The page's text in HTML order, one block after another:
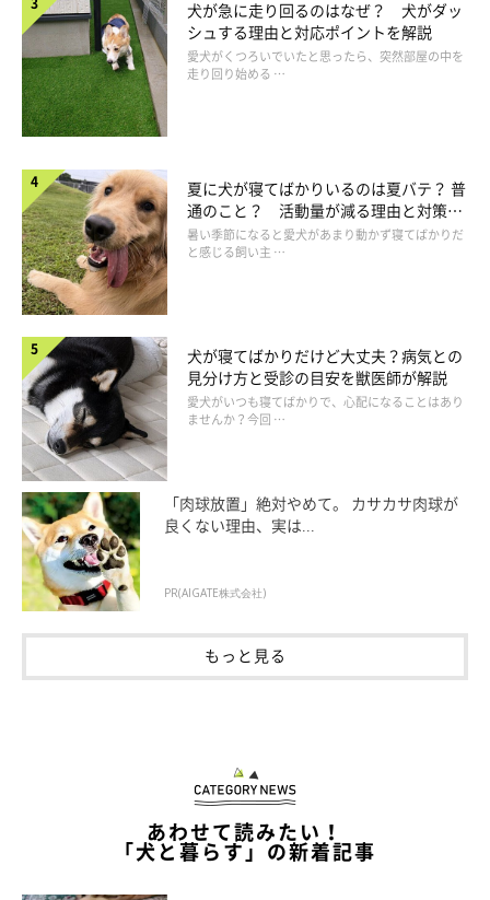
いので」
新事実。驚き。主に甘える時みたいに、留守番中ちゅーいにゴ
ロンして甘えてた笑
2024
犬が急に走り回るのはなぜ？ 犬がダッ
シュする理由と対応ポイントを解説
愛犬がくつろいでいたと思ったら、突然部屋の中を
走り回り始める …
夏に犬が寝てばかりいるのは夏バテ？ 普
通のこと？ 活動量が減る理由と対策と
は
暑い季節になると愛犬があまり動かず寝てばかりだ
と感じる飼い主 …
犬が寝てばかりだけど大丈夫？病気との
見分け方と受診の目安を獣医師が解説
愛犬がいつも寝てばかりで、心配になることはあり
ませんか？今回 …
「肉球放置」絶対やめて。 カサカサ肉球が
良くない理由、実は...
PR(AIGATE株式会社)
もっと見る
あわせて読みたい！
「犬と暮らす」の新着記事